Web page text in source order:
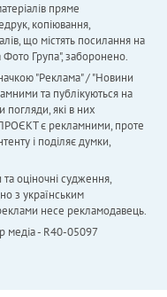
пряме
копіювання,
що містять посилання на
Фото Група", заборонено.
"Реклама" / "Новини
та публікуються на
погляди, які в них
є рекламними, проте
і поділяє думки,
та оціночні судження,
з українським
несе рекламодавець.
медіа - R40-05097